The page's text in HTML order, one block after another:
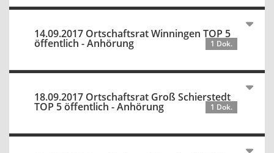
14.09.2017 Ortschaftsrat Winningen TOP 5
öffentlich - Anhörung 1 Dok.
18.09.2017 Ortschaftsrat Groß Schierstedt
TOP 5 öffentlich - Anhörung 1 Dok.